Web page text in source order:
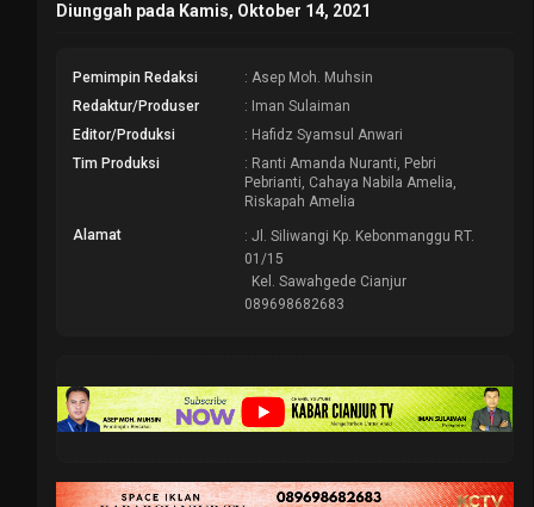
Diunggah pada Kamis, Oktober 14, 2021
Pemimpin Redaksi
: Asep Moh. Muhsin
Redaktur/Produser
: Iman Sulaiman
Editor/Produksi
: Hafidz Syamsul Anwari
Tim Produksi
: Ranti Amanda Nuranti, Pebri
Pebrianti, Cahaya Nabila Amelia,
Riskapah Amelia
Alamat
: Jl. Siliwangi Kp. Kebonmanggu RT.
01/15
Kel. Sawahgede Cianjur
089698682683